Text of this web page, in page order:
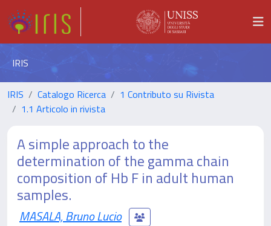
IRIS
IRIS Catalogo Ricerca
1 Contributo su Rivista
1.1 Articolo in rivista
A simple approach to the
determination of the gamma chain
composition of Hb F in adult human
samples.
MASALA, Bruno Lucio